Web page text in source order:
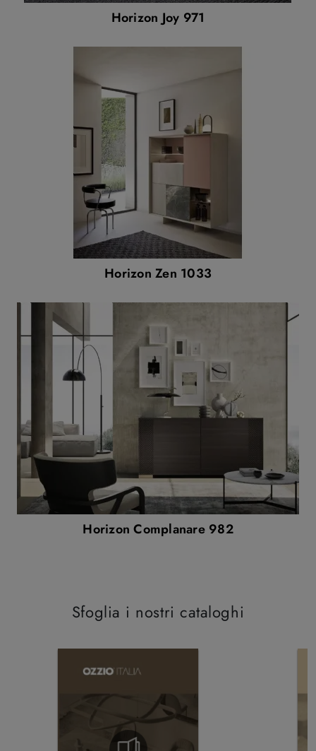
Horizon Joy 971
Horizon Zen 1033
Horizon Complanare 982
Sfoglia i nostri cataloghi